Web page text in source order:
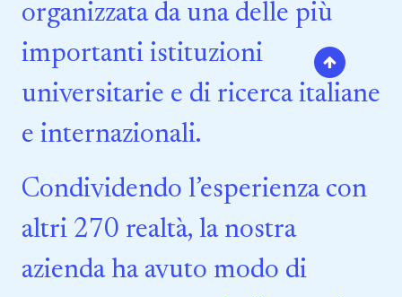
organizzata da una delle più
importanti istituzioni
universitarie e di ricerca italiane
e internazionali.
Condividendo l’esperienza con
altri 270 realtà, la nostra
azienda ha avuto modo di